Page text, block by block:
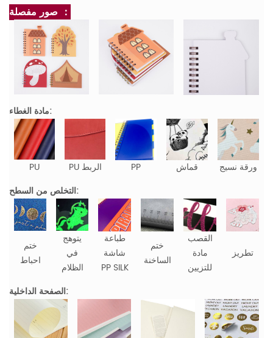
صور مفصلة ：
مادة الغطاء:
PU PU الربط PP قماش
ورقة نسيج
التخلص من السطح:
ختم
احباط
يتوهج
في
الظلام
طباعة
شاشة
PP SILK
ختم
الساخنة
القصب
مادة
للتزيين
تطريز
الصفحة الداخلية: